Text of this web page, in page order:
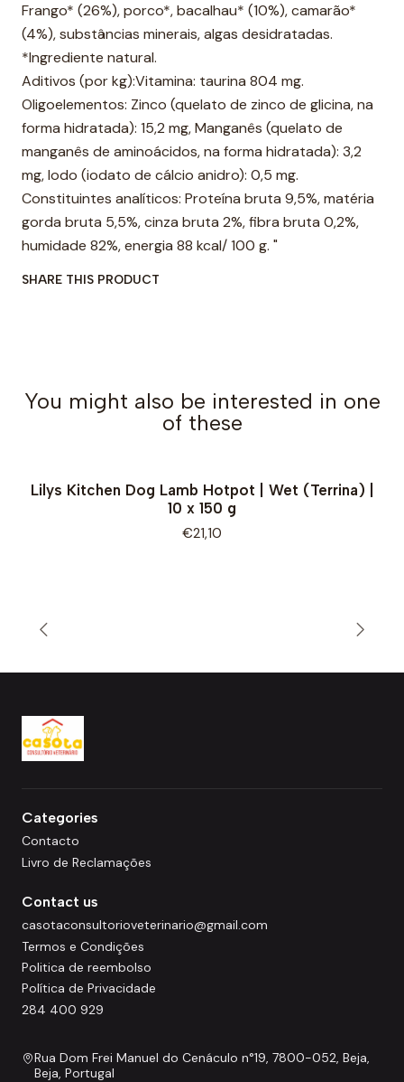
Frango* (26%), porco*, bacalhau* (10%), camarão*
(4%), substâncias minerais, algas desidratadas.
*Ingrediente natural.
Aditivos (por kg):Vitamina: taurina 804 mg.
Oligoelementos: Zinco (quelato de zinco de glicina, na
forma hidratada): 15,2 mg, Manganês (quelato de
manganês de aminoácidos, na forma hidratada): 3,2
mg, Iodo (iodato de cálcio anidro): 0,5 mg.
Constituintes analíticos: Proteína bruta 9,5%, matéria
gorda bruta 5,5%, cinza bruta 2%, fibra bruta 0,2%,
humidade 82%, energia 88 kcal/ 100 g. "
SHARE THIS PRODUCT
You might also be interested in one
of these
Lilys Kitchen Dog Lamb Hotpot | Wet (Terrina) |
10 x 150 g
€21,10
Categories
Contacto
Livro de Reclamações
Contact us
casotaconsultorioveterinario@gmail.com
Termos e Condições
Politica de reembolso
Política de Privacidade
284 400 929
Rua Dom Frei Manuel do Cenáculo n°19, 7800-052, Beja,
Beja, Portugal